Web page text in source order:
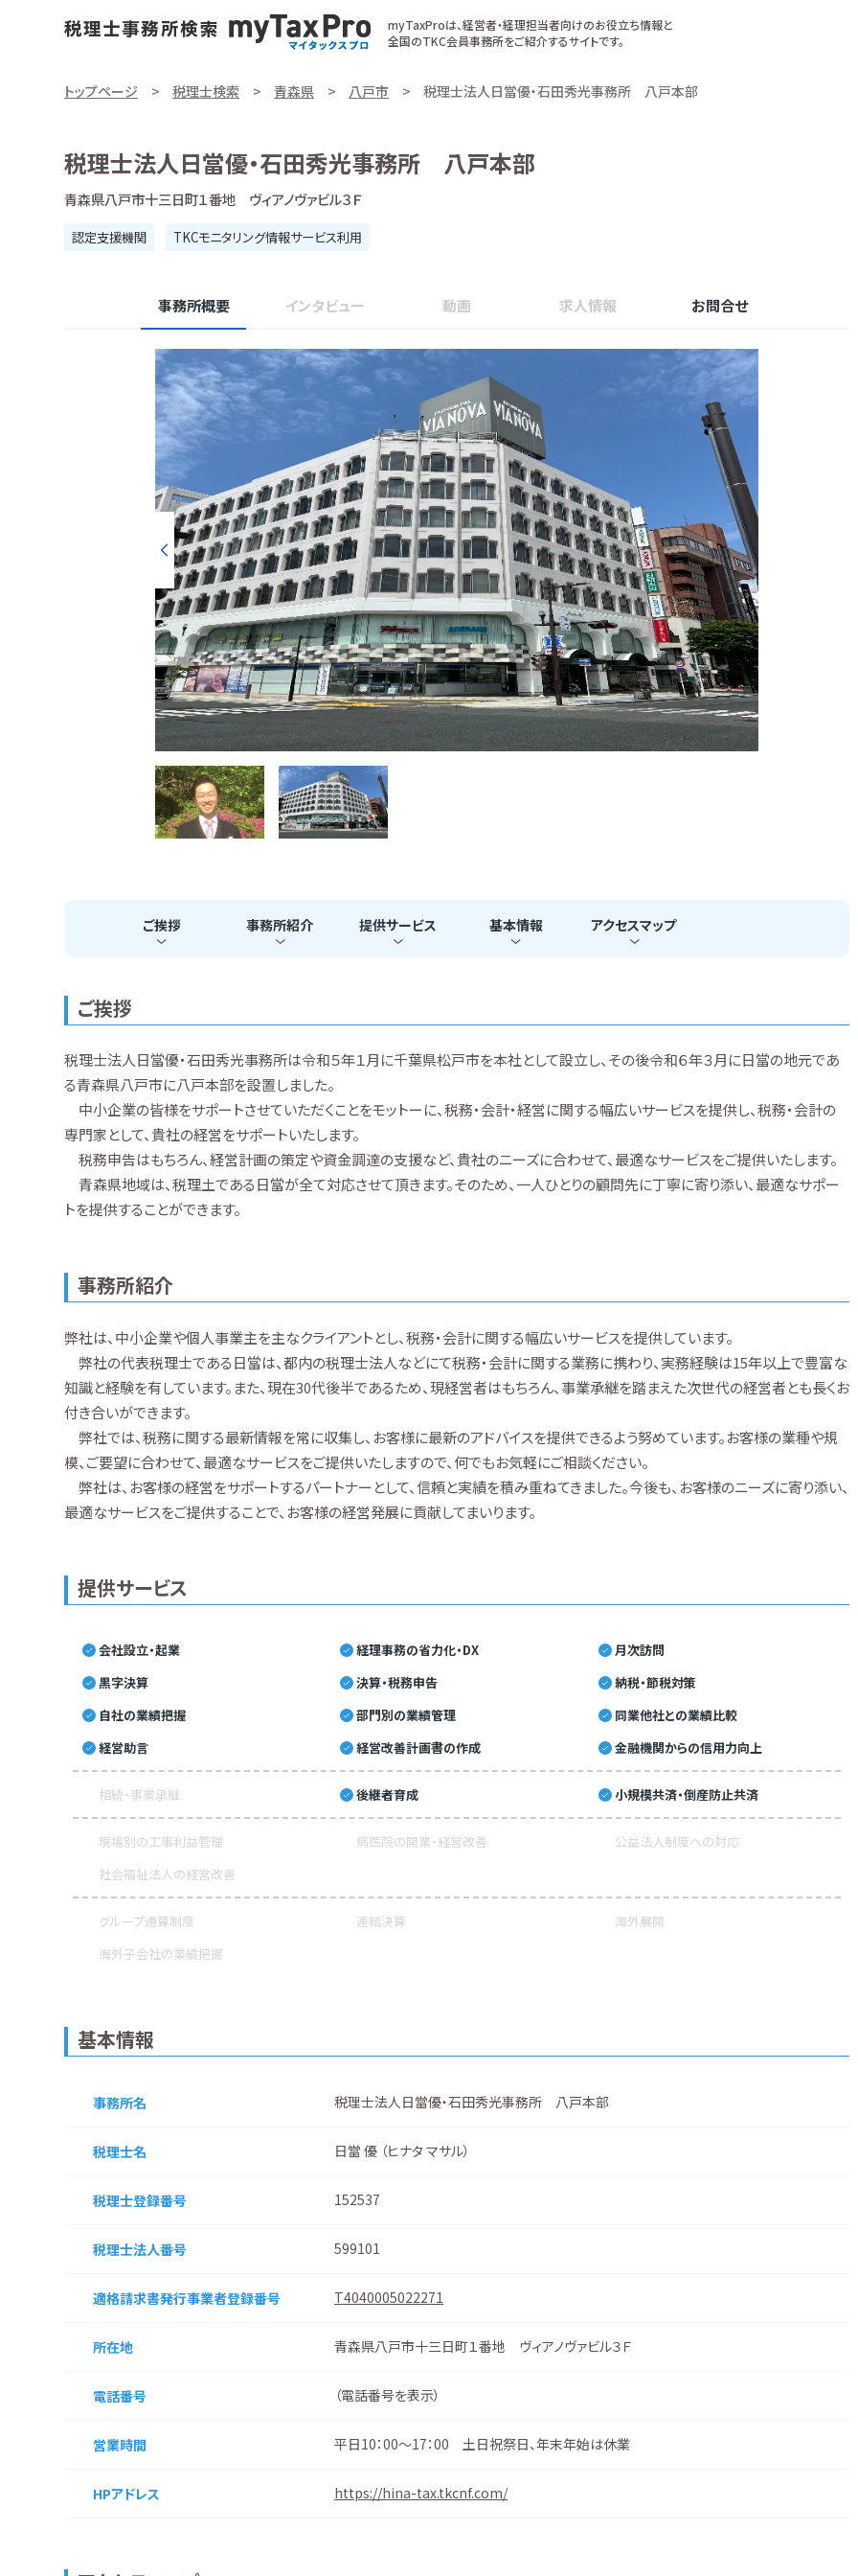
myTaxProは、経営者・経理担当者向けのお役立ち情報と
全国のTKC会員事務所をご紹介するサイトです。
トップページ 税理士検索 青森県 八戸市 税理士法人日當優・石田秀光事務所 八戸本部
税理士法人日當優・石田秀光事務所 八戸本部
青森県八戸市十三日町１番地 ヴィアノヴァビル３Ｆ
認定支援機関 TKCモニタリング情報サービス利用
事務所概要 インタビュー 動画 求人情報 お問合せ
ご挨拶 事務所紹介 提供サービス 基本情報 アクセスマップ
ご挨拶
税理士法人日當優・石田秀光事務所は令和５年１月に千葉県松戸市を本社として設立し、その後令和６年３月に日當の地元であ
る青森県八戸市に八戸本部を設置しました。
中小企業の皆様をサポートさせていただくことをモットーに、税務・会計・経営に関する幅広いサービスを提供し、税務・会計の
専門家として、貴社の経営をサポートいたします。
税務申告はもちろん、経営計画の策定や資金調達の支援など、貴社のニーズに合わせて、最適なサービスをご提供いたします。
青森県地域は、税理土である日當が全て対応させて頂きます。そのため、一人ひとりの顧問先に丁寧に寄り添い、最適なサポー
トを提供することができます。
事務所紹介
弊社は、中小企業や個人事業主を主なクライアントとし、税務・会計に関する幅広いサービスを提供しています。
弊社の代表税理士である日當は、都内の税理士法人などにて税務・会計に関する業務に携わり、実務経験は15年以上で豊富な
知識と経験を有しています。また、現在30代後半であるため、現経営者はもちろん、事業承継を踏まえた次世代の経営者とも長くお
付き合いができます。
弊社では、税務に関する最新情報を常に収集し、お客様に最新のアドバイスを提供できるよう努めています。お客様の業種や規
模、ご要望に合わせて、最適なサービスをご提供いたしますので、何でもお気軽にご相談ください。
弊社は、お客様の経営をサポートするパートナーとして、信頼と実績を積み重ねてきました。今後も、お客様のニーズに寄り添い、
最適なサービスをご提供することで、お客様の経営発展に貢献してまいります。
提供サービス
会社設立・起業 経理事務の省力化・DX
月次訪問
黒字決算
決算・税務申告
納税・節税対策
自社の業績把握
部門別の業績管理
同業他社との業績比較
経営助言
経営改善計画書の作成 金融機関からの信用力向上
相続・事業承継 後継者育成 小規模共済・倒産防止共済
現場別の工事利益管理 病医院の開業・経営改善
公益法人制度への対応
社会福祉法人の経営改善
グループ通算制度 連結決算
海外展開
海外子会社の業績把握
基本情報
事務所名 税理士法人日當優・石田秀光事務所 八戸本部
税理士名 日當 優 （ヒナタ マサル）
税理士登録番号 152537
税理士法人番号 599101
適格請求書発行事業者登録番号 T4040005022271
所在地 青森県八戸市十三日町１番地 ヴィアノヴァビル３Ｆ
電話番号 （電話番号を表示）
営業時間 平日10：00～17：00 土日祝祭日、年末年始は休業
HPアドレス https://hina-tax.tkcnf.com/